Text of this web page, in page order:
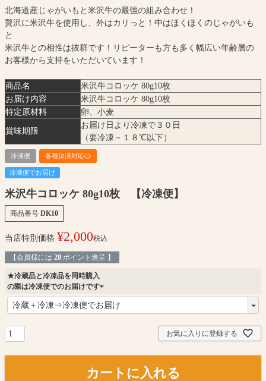
北海道産じゃがいもと米沢牛の最強の組み合わせ！
贅沢に米沢牛を使用し、外はカリっと！中はほくほくのじゃがいも
と
米沢牛との相性は抜群です！リピーターも方も多く幅広い年齢層の
お客様から支持をいただいています！
商品名
米沢牛コロッケ 80g10枚
お届け内容
米沢牛コロッケ 80g10枚
特定原材料
卵、小麦
賞味期限
お届け日より冷凍で３０日
（要冷凍－１８℃以下）
冷凍便 各種決済対応◎
冷凍便でお届け
米沢牛コロッケ 80g10枚 【冷凍便】
商品番号 DK10
当店特別価格 ¥2,000税込
【会員様には 20 ポイント進呈 】
★冷蔵品と冷凍品を同時購入
の際は冷凍便でのお届けです
(
必
お気に入りに登録する
カートに入れる